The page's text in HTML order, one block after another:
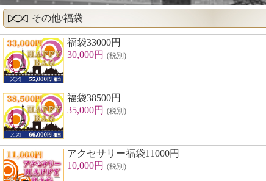
その他/福袋
福袋33000円
30,000円 (税別)
福袋38500円
35,000円 (税別)
アクセサリー福袋11000円
10,000円 (税別)